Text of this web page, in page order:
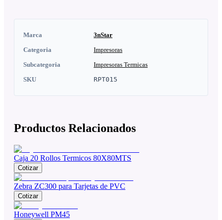
Marca
3nStar
Categoria
Impresoras
Subcategoria
Impresoras Termicas
SKU
RPT015
Productos Relacionados
Caja 20 Rollos Termicos 80X80MTS
Cotizar
Zebra ZC300 para Tarjetas de PVC
Cotizar
Honeywell PM45